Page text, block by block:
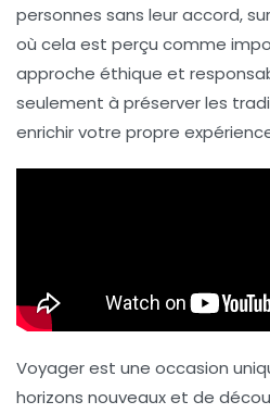
personnes sans leur accord,
où cela est perçu comme
approche éthique et
seulement à préserver les
enrichir votre propre
Voyager est une occasion
horizons nouveaux et de